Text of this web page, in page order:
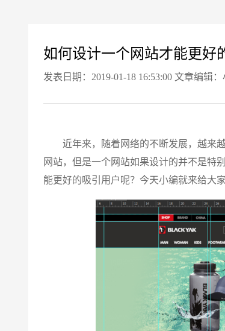
如何设计一个网站才能更好
发表日期：2019-01-18 16:53:00 文章编辑
近年来，随着网络的不断发展，越来越
网站，但是一个网站如果设计的并不是特
能更好的吸引用户呢？今天小编就来给大